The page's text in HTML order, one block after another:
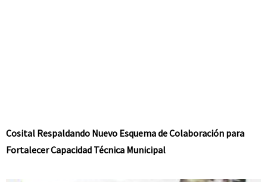
Cosital Respaldando Nuevo Esquema de Colaboración para
Fortalecer Capacidad Técnica Municipal